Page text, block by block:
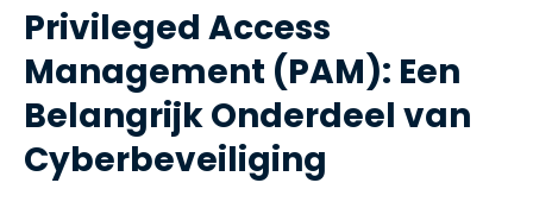
Privileged Access
Management (PAM): Een
Belangrijk Onderdeel van
Cyberbeveiliging